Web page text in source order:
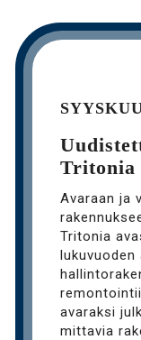
Tritonia
Avaraan ja
Tritonia
lukuvuoden
avaraksi
mittavia